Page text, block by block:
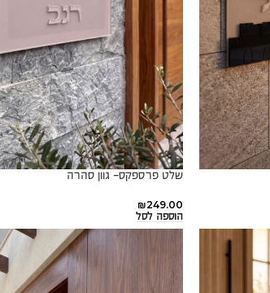
שלט פרספקס- גוון סהרה
₪249.00
הוספה לסל